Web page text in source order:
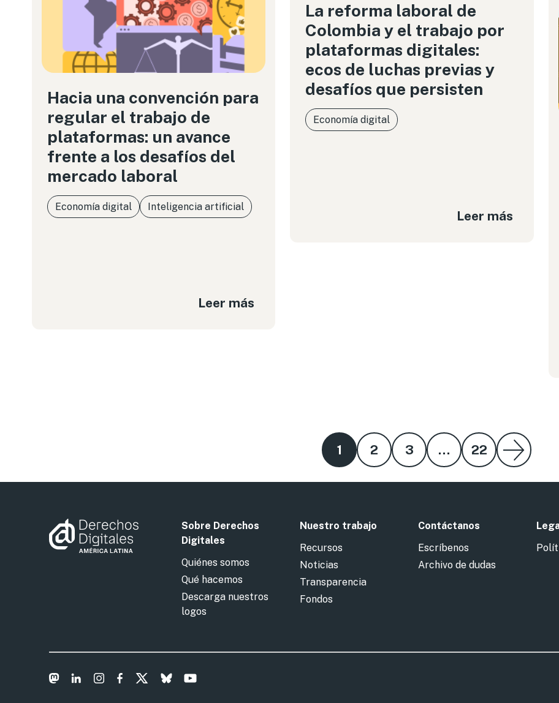
La reforma laboral de
Colombia y el trabajo por
plataformas digitales:
ecos de luchas previas y
desafíos que persisten
Economía digital
Leer más
Hacia una convención para
regular el trabajo de
plataformas: un avance
frente a los desafíos del
mercado laboral
Economía digital Inteligencia artificial
Leer más
1 2 3 … 22
Sobre Derechos
Digitales
Quiénes somos
Qué hacemos
Descarga nuestros
logos
Nuestro trabajo
Recursos
Noticias
Transparencia
Fondos
Contáctanos
Escríbenos
Archivo de dudas